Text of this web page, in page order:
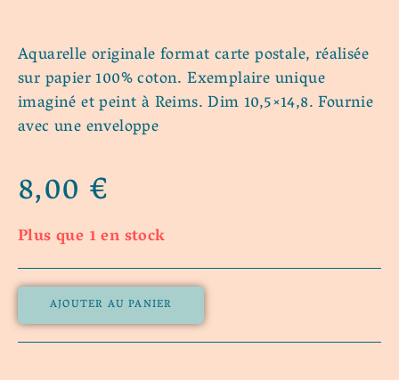
Aquarelle originale format carte postale, réalisée
sur papier 100% coton. Exemplaire unique
imaginé et peint à Reims. Dim 10,5×14,8. Fournie
avec une enveloppe
8,00 €
Plus que 1 en stock
AJOUTER AU PANIER